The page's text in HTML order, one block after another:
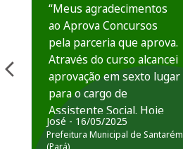
“Meus agradecimentos
ao Aprova Concursos
pela parceria que aprova.
Através do curso alcancei
aprovação em sexto lugar
para o cargo de
Assistente Social. Hoje
estou atuando na
Prefeitura de Santarém.
José - 16/05/2025
Prefeitura Municipal de Santarém